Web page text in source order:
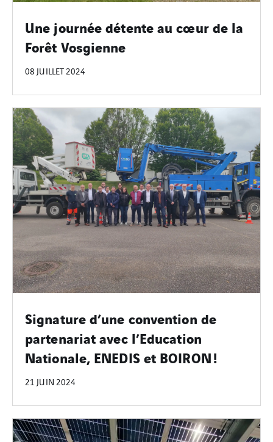
Une journée détente au cœur de la
Forêt Vosgienne
08 JUILLET 2024
Signature d’une convention de
partenariat avec l’Education
Nationale, ENEDIS et BOIRON !
21 JUIN 2024